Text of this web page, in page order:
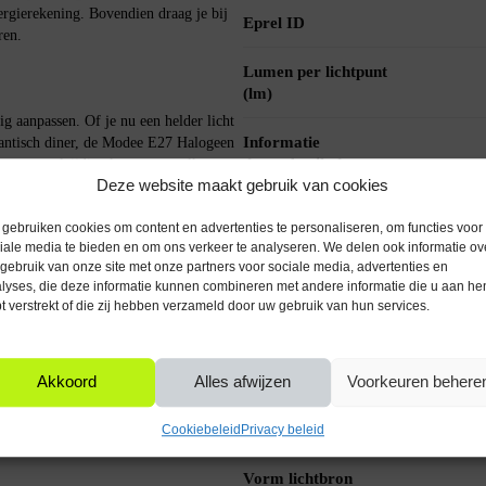
Deze website maakt gebruik van cookies
gebruiken cookies om content en advertenties te personaliseren, om functies voor
media te bieden en om ons verkeer te analyseren. We delen ook informatie
van onze site met onze partners voor sociale media, advertenties en
die deze informatie kunnen combineren met andere informatie die u aan
verstrekt of die zij hebben verzameld door uw gebruik van hun services.
Akkoord Alles afwijzen Voorkeuren
Cookiebeleid Privacy beleid
Bovendien draag je bij
aanpassen. Of je nu een helder licht
diner, de Modee E27 Halogeen
een veelzijdige keuze voor elke
van 2700K. Dit zorgt voor een
licht is perfect voor woonkamers,
zijn.
als elke andere E27 lamp.
om te gaan. Dankzij de dimbare
dimmer, waardoor je altijd de
Eprel ID
Lumen per lichtpunt
(lm)
Informatie
datagebruik document
Aansluitspanning (V)
Waarde energielabel
Kleur glas
Kleur licht
Vorm lichtbron